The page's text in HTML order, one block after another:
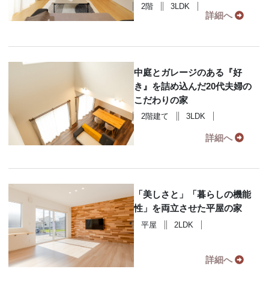
2階 3LDK
詳細へ
中庭とガレージのある『好
き』を詰め込んだ20代夫婦の
こだわりの家
2階建て 3LDK
詳細へ
「美しさと」「暮らしの機能
性」を両立させた平屋の家
平屋 2LDK
詳細へ